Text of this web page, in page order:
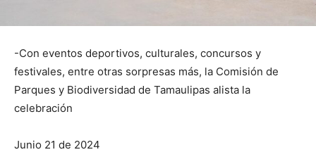
-Con eventos deportivos, culturales, concursos y
festivales, entre otras sorpresas más, la Comisión de
Parques y Biodiversidad de Tamaulipas alista la
celebración
Junio 21 de 2024